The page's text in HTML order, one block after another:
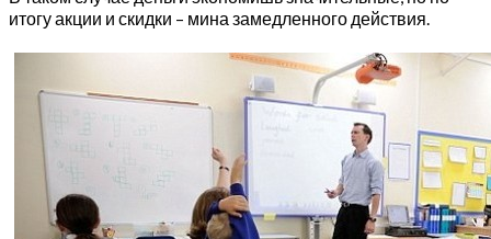
итогу акции и скидки – мина замедленного действия.